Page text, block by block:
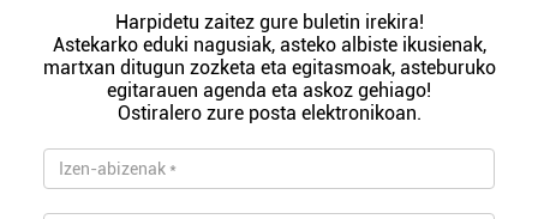
Harpidetu zaitez gure buletin irekira!
Astekarko eduki nagusiak, asteko albiste ikusienak,
martxan ditugun zozketa eta egitasmoak, asteburuko
egitarauen agenda eta askoz gehiago!
Ostiralero zure posta elektronikoan.